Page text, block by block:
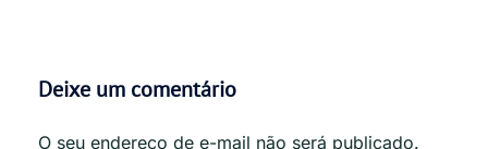
Deixe um comentário
O seu endereço de e-mail não será publicado.